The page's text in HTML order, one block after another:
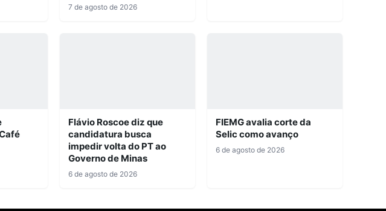
7 de agosto de 2026
Flávio Roscoe diz que
candidatura busca
impedir volta do PT ao
Governo de Minas
6 de agosto de 2026
FIEMG avalia corte da
Selic como avanço
6 de agosto de 2026